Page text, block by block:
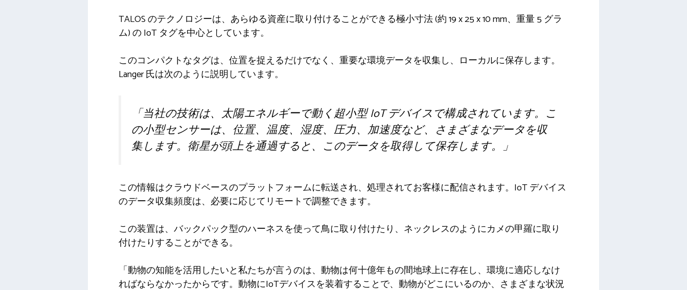
TALOS のテクノロジーは、あらゆる資産に取り付けることができる極小寸法 (約 19 x 25 x 10 mm、重量 5 グラ
ム) の IoT タグを中心としています。
このコンパクトなタグは、位置を捉えるだけでなく、重要な環境データを収集し、ローカルに保存します。
Langer 氏は次のように説明しています。
「当社の技術は、太陽エネルギーで動く超小型 IoT デバイスで構成されています。こ
の小型センサーは、位置、温度、湿度、圧力、加速度など、さまざまなデータを収
集します。衛星が頭上を通過すると、このデータを取得して保存します。」
この情報はクラウドベースのプラットフォームに転送され、処理されてお客様に配信されます。IoT デバイス
のデータ収集頻度は、必要に応じてリモートで調整できます。
この装置は、バックパック型のハーネスを使って鳥に取り付けたり、ネックレスのようにカメの甲羅に取り
付けたりすることができる。
「動物の知能を活用したいと私たちが言うのは、動物は何十億年もの間地球上に存在し、環境に適応しなけ
ればならなかったからです。動物にIoTデバイスを装着することで、動物がどこにいるのか、さまざまな状況